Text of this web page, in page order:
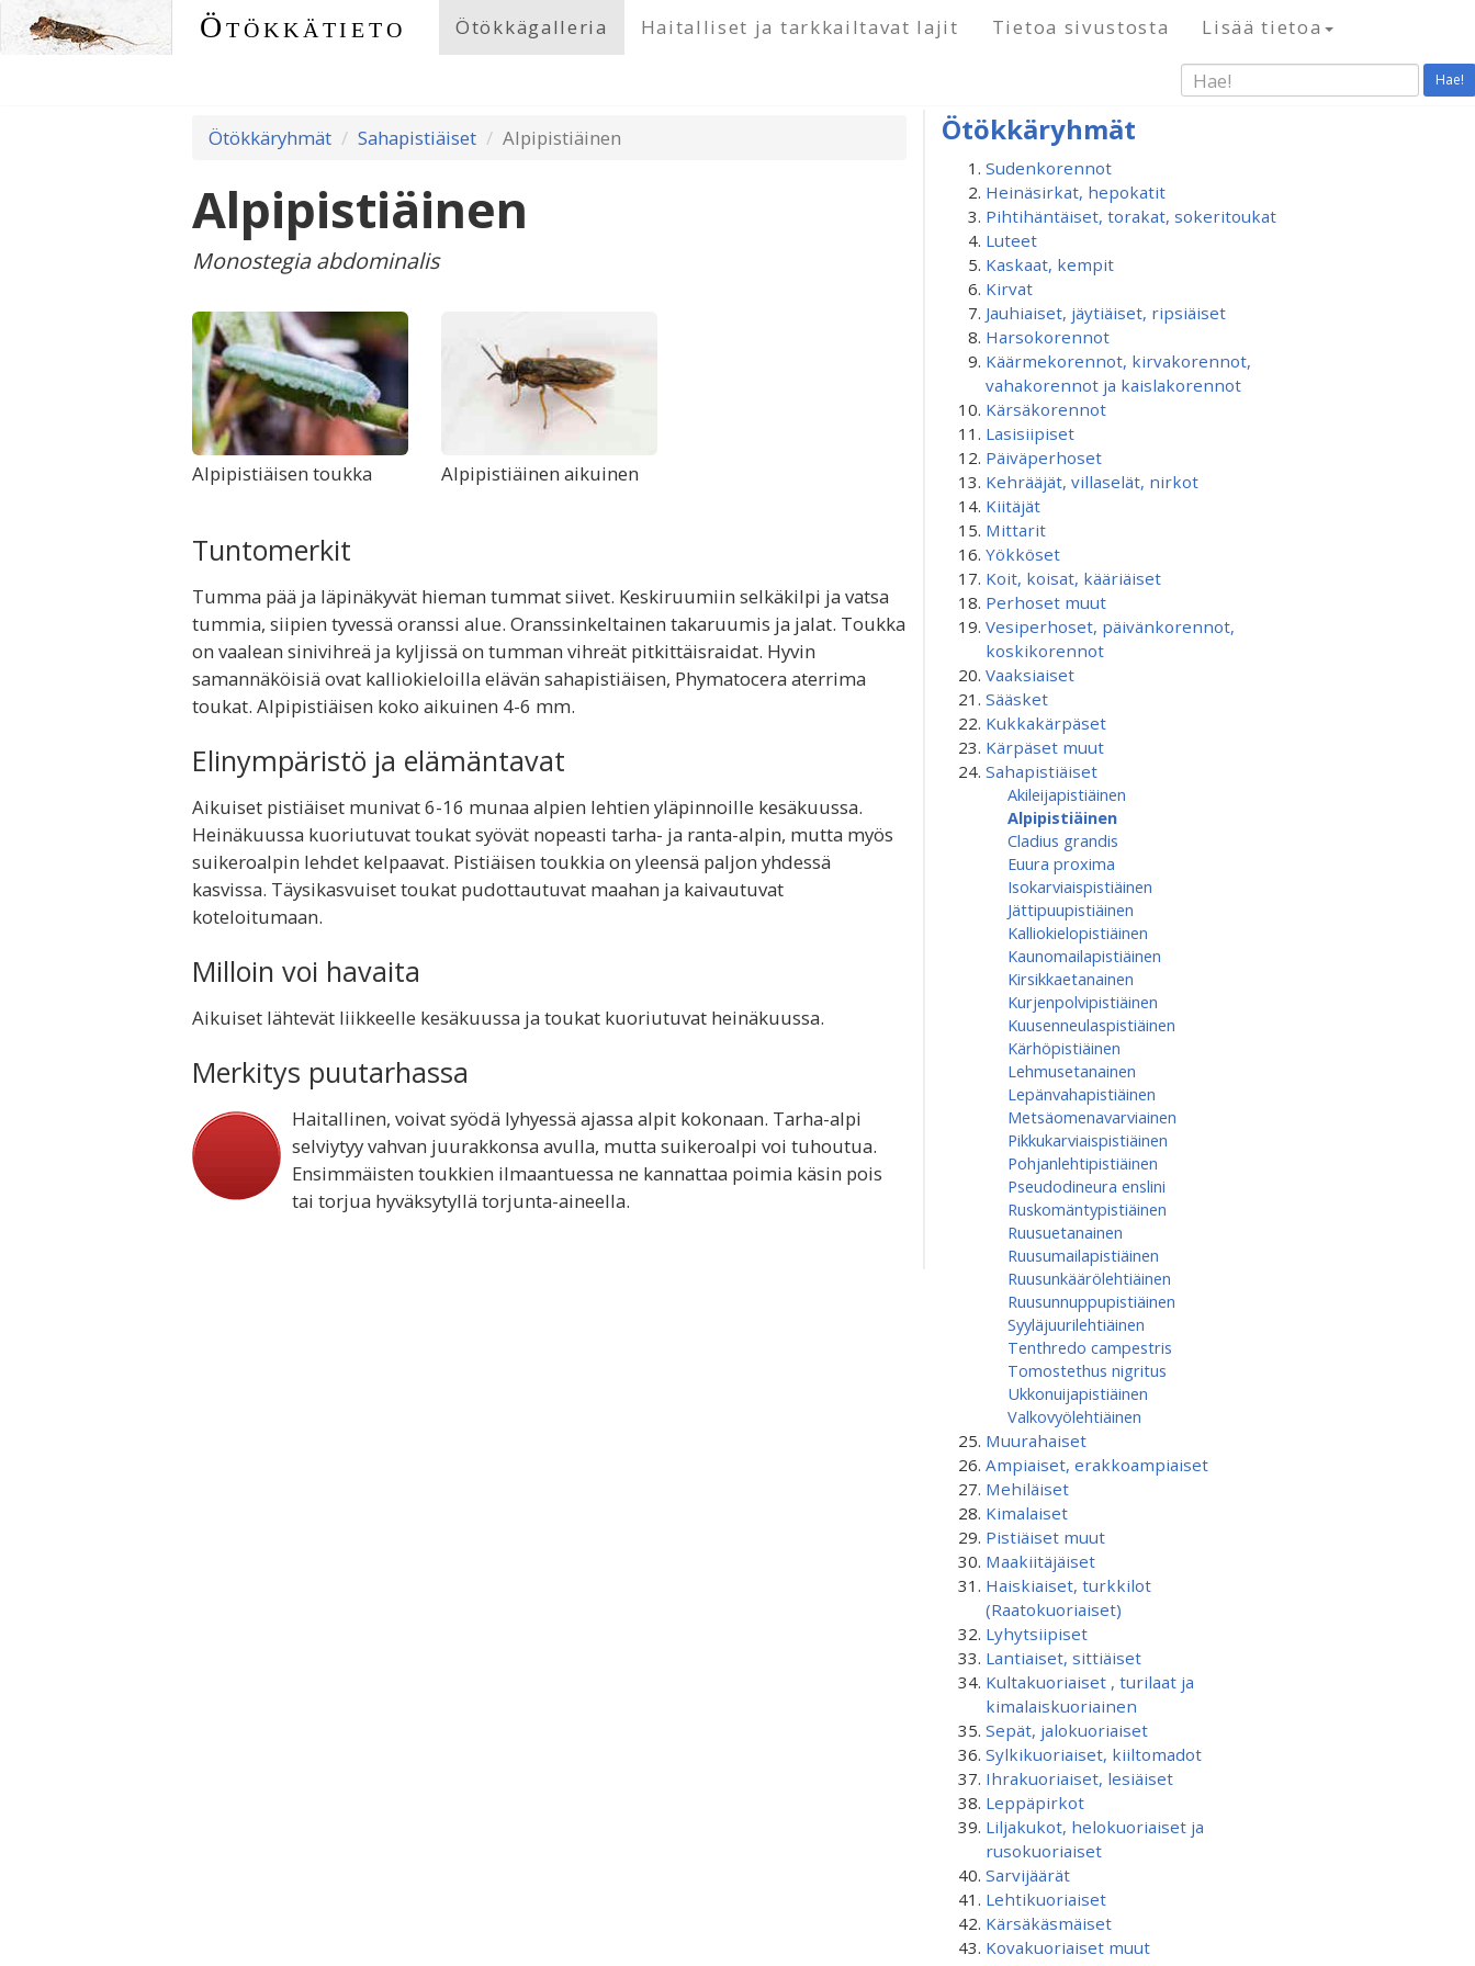
Ötökkätieto Ötökkägalleria Haitalliset ja tarkkailtavat lajit Tietoa sivustosta Lisää tietoa
Hae!
Ötökkäryhmät Sahapistiäiset Alpipistiäinen
Alpipistiäinen
Monostegia abdominalis
Alpipistiäisen toukka Alpipistiäinen aikuinen
Tuntomerkit
Tumma pää ja läpinäkyvät hieman tummat siivet. Keskiruumiin selkäkilpi ja vatsa
tummia, siipien tyvessä oranssi alue. Oranssinkeltainen takaruumis ja jalat. Toukka
on vaalean sinivihreä ja kyljissä on tumman vihreät pitkittäisraidat. Hyvin
samannäköisiä ovat kalliokieloilla elävän sahapistiäisen, Phymatocera aterrima
toukat. Alpipistiäisen koko aikuinen 4-6 mm.
Elinympäristö ja elämäntavat
Aikuiset pistiäiset munivat 6-16 munaa alpien lehtien yläpinnoille kesäkuussa.
Heinäkuussa kuoriutuvat toukat syövät nopeasti tarha- ja ranta-alpin, mutta myös
suikeroalpin lehdet kelpaavat. Pistiäisen toukkia on yleensä paljon yhdessä
kasvissa. Täysikasvuiset toukat pudottautuvat maahan ja kaivautuvat
koteloitumaan.
Milloin voi havaita
Aikuiset lähtevät liikkeelle kesäkuussa ja toukat kuoriutuvat heinäkuussa.
Merkitys puutarhassa
Haitallinen, voivat syödä lyhyessä ajassa alpit kokonaan. Tarha-alpi
selviytyy vahvan juurakkonsa avulla, mutta suikeroalpi voi tuhoutua.
Ensimmäisten toukkien ilmaantuessa ne kannattaa poimia käsin pois
tai torjua hyväksytyllä torjunta-aineella.
Ötökkäryhmät
Sudenkorennot
Heinäsirkat, hepokatit
Pihtihäntäiset, torakat, sokeritoukat
Luteet
Kaskaat, kempit
Kirvat
Jauhiaiset, jäytiäiset, ripsiäiset
Harsokorennot
Käärmekorennot, kirvakorennot,
vahakorennot ja kaislakorennot
Kärsäkorennot
Lasisiipiset
Päiväperhoset
Kehrääjät, villaselät, nirkot
Kiitäjät
Mittarit
Yökköset
Koit, koisat, kääriäiset
Perhoset muut
Vesiperhoset, päivänkorennot,
koskikorennot
Vaaksiaiset
Sääsket
Kukkakärpäset
Kärpäset muut
Sahapistiäiset
Akileijapistiäinen
Alpipistiäinen
Cladius grandis
Euura proxima
Isokarviaispistiäinen
Jättipuupistiäinen
Kalliokielopistiäinen
Kaunomailapistiäinen
Kirsikkaetanainen
Kurjenpolvipistiäinen
Kuusenneulaspistiäinen
Kärhöpistiäinen
Lehmusetanainen
Lepänvahapistiäinen
Metsäomenavarviainen
Pikkukarviaispistiäinen
Pohjanlehtipistiäinen
Pseudodineura enslini
Ruskomäntypistiäinen
Ruusuetanainen
Ruusumaila­pistiäinen
Ruusunkäärölehtiäinen
Ruusunnuppupistiäinen
Syyläjuurilehtiäinen
Tenthredo campestris
Tomostethus nigritus
Ukkonuijapistiäinen
Valkovyölehtiäinen
Muurahaiset
Ampiaiset, erakkoampiaiset
Mehiläiset
Kimalaiset
Pistiäiset muut
Maakiitäjäiset
Haiskiaiset, turkkilot
(Raatokuoriaiset)
Lyhytsiipiset
Lantiaiset, sittiäiset
Kultakuoriaiset , turilaat ja
kimalaiskuoriainen
Sepät, jalokuoriaiset
Sylkikuoriaiset, kiiltomadot
Ihrakuoriaiset, lesiäiset
Leppäpirkot
Liljakukot, helokuoriaiset ja
rusokuoriaiset
Sarvijäärät
Lehtikuoriaiset
Kärsäkäsmäiset
Kovakuoriaiset muut